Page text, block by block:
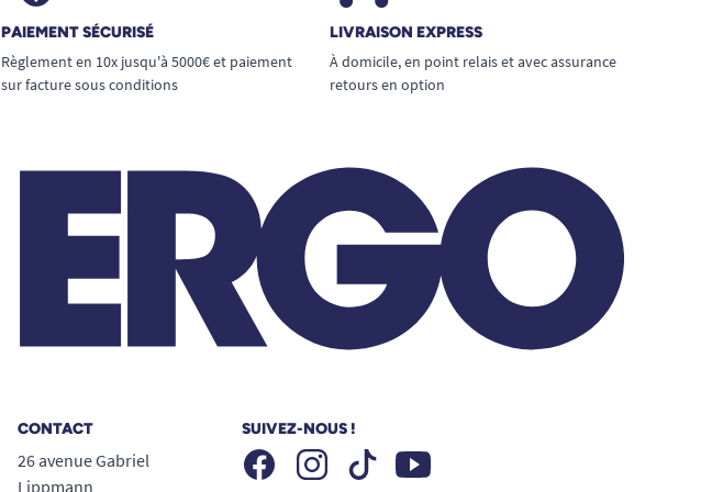
PAIEMENT SÉCURISÉ
Règlement en 10x jusqu'à 5000€ et paiement
sur facture sous conditions
LIVRAISON EXPRESS
À domicile, en point relais et avec assurance
retours en option
CONTACT
26 avenue Gabriel
Lippmann
SUIVEZ-NOUS !
FacebookInstagramTiktok Youtube